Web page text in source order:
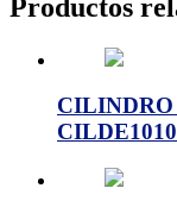
Productos
CILINDRO